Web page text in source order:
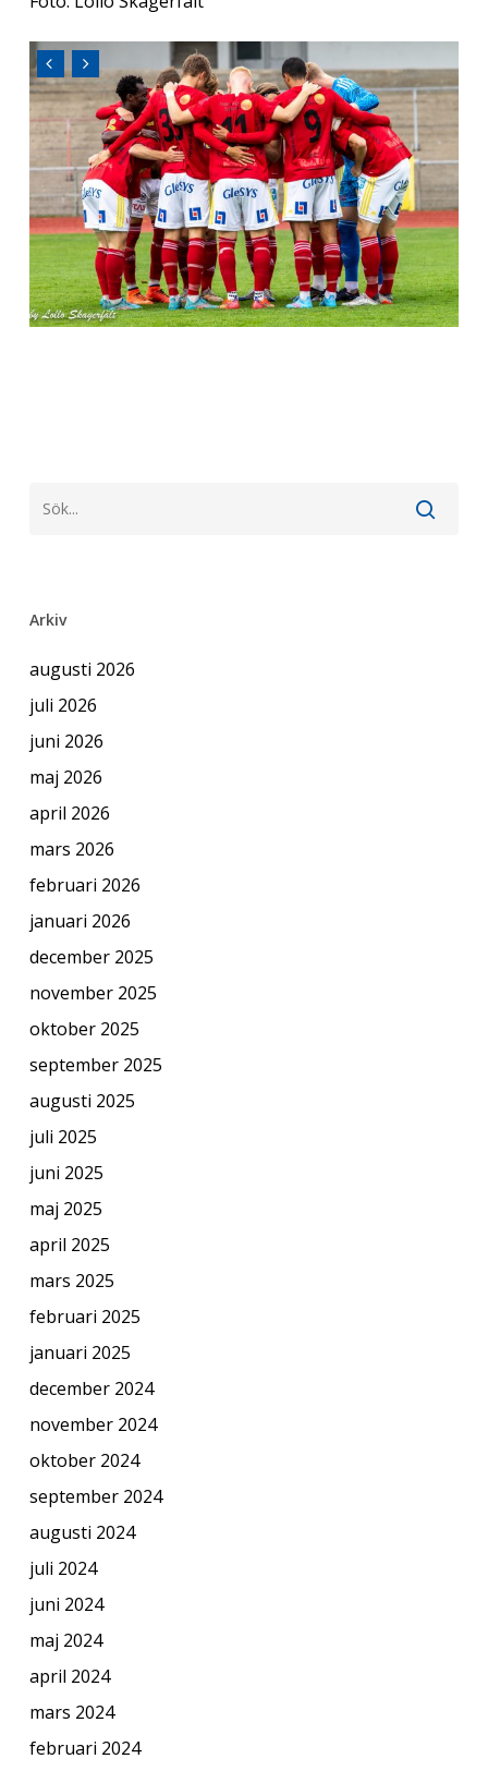
Arkiv
augusti 2026
juli 2026
juni 2026
maj 2026
april 2026
mars 2026
februari 2026
januari 2026
december 2025
november 2025
oktober 2025
september 2025
augusti 2025
juli 2025
juni 2025
maj 2025
april 2025
mars 2025
februari 2025
januari 2025
december 2024
november 2024
oktober 2024
september 2024
augusti 2024
juli 2024
juni 2024
maj 2024
april 2024
mars 2024
februari 2024